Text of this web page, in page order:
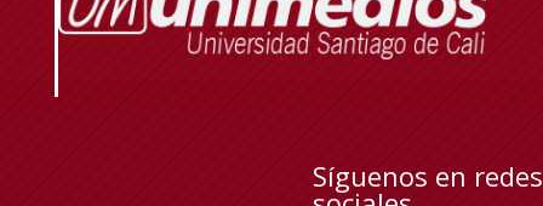
Síguenos en redes